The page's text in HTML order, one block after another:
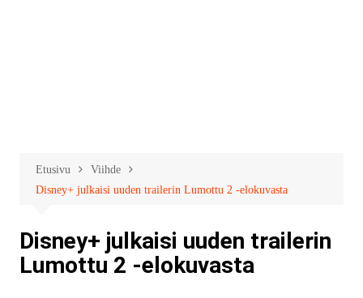
Etusivu
Viihde
Disney+ julkaisi uuden trailerin Lumottu 2 -elokuvasta
Disney+ julkaisi uuden trailerin
Lumottu 2 -elokuvasta